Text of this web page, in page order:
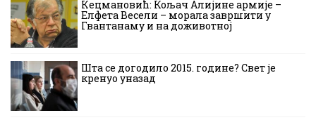
Кецмановић: Кољач Алијине армије –
Елфета Весели – морала завршити у
Гвантанаму и на доживотној
Шта се догодило 2015. године? Свет је
кренуо уназад